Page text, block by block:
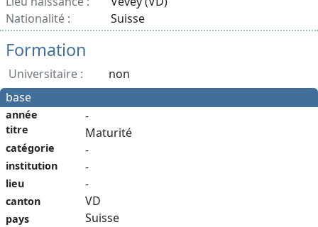
Nationalité :
Suisse
Formation
Universitaire :
non
base
année
titre
catégorie
institution
lieu
canton
pays
-
Maturité
-
-
-
VD
Suisse